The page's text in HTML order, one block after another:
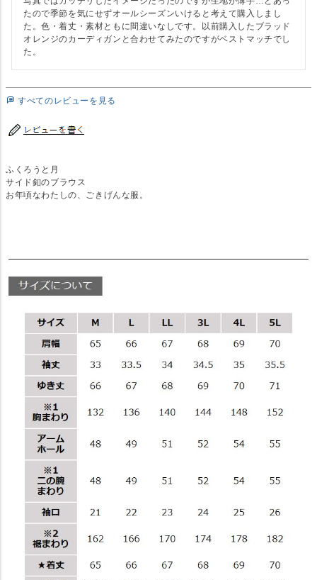
たので季節を気にせずオールシーズンいけると考えて購入しまし
た。色・着丈・素材ともに間違いなしです。以前購入したブラッド
オレンジのカーディガンと合わせてみたのですがベストマッチでし
た。
すべてのレビューを見る
ふくろうと月
サイド釦のブラウス
お年頃なわたしの、ごきげんな服。